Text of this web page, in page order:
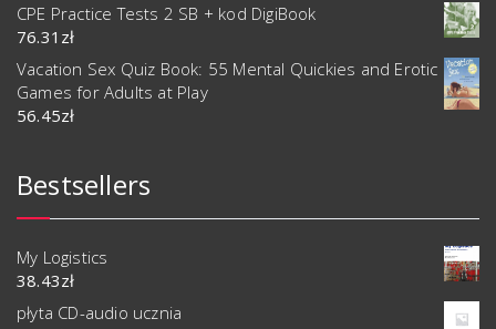
CPE Practice Tests 2 SB + kod DigiBook
76.31 zł
Vacation Sex Quiz Book: 55 Mental Quickies and Erotic
Games for Adults at Play
56.45zł
Bestsellers
My Logistics
38.43zł
płyta CD-audio ucznia